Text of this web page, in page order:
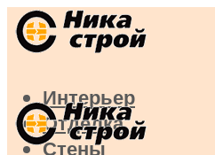
Интерьер
Отделка
Стены